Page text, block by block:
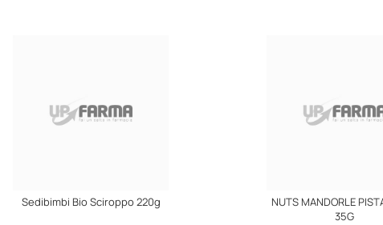
Sedibimbi Bio Sciroppo 220g
NUTS MANDORLE
35G